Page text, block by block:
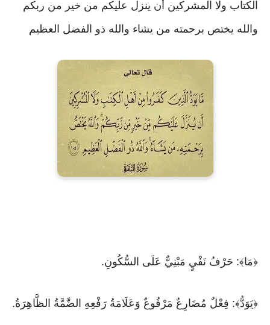
الكتاب ولا المشركين أن ينزل عليكم من خير من ربكم
والله يختص برحمته من يشاء والله ذو الفضل العظيم
﴿مَا﴾: حَرْفُ نَفْيٍ مَبْنِيٌّ عَلَى السُّكُونِ.
﴿يَوَدُّ﴾: فِعْلٌ مُضَارِعٌ مَرْفُوعٌ وَعَلَامَةُ رَفْعِهِ الضَّمَّةُ الظَّاهِرَةُ.